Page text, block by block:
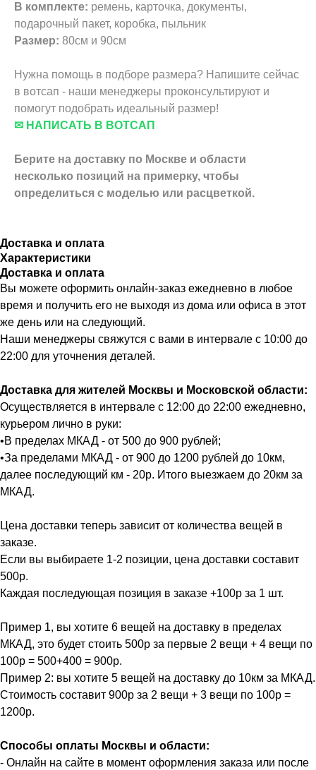
В комплекте: ремень, карточка, документы,
подарочный пакет, коробка, пыльник
Размер: 80см и 90см
Нужна помощь в подборе размера? Напишите сейчас
в вотсап - наши менеджеры проконсультируют и
помогут подобрать идеальный размер!
✉ НАПИСАТЬ В ВОТСАП
Берите на доставку по Москве и области
несколько позиций на примерку, чтобы
определиться с моделью или расцветкой.
Доставка и оплата
Характеристики
Доставка и оплата
Вы можете оформить онлайн-заказ ежедневно в любое
время и получить его не выходя из дома или офиса в этот
же день или на следующий.
Наши менеджеры свяжутся с вами в интервале с 10:00 до
22:00 для уточнения деталей.
Доставка для жителей Москвы и Московской области:
Осуществляется в интервале с 12:00 до 22:00 ежедневно,
курьером лично в руки:
•В пределах МКАД - от 500 до 900 рублей;
•За пределами МКАД - от 900 до 1200 рублей до 10км,
далее последующий км - 20р. Итого выезжаем до 20км за
МКАД.
Цена доставки теперь зависит от количества вещей в
заказе.
Если вы выбираете 1-2 позиции, цена доставки составит
500р.
Каждая последующая позиция в заказе +100р за 1 шт.
Пример 1, вы хотите 6 вещей на доставку в пределах
МКАД, это будет стоить 500р за первые 2 вещи + 4 вещи по
100р = 500+400 = 900р.
Пример 2: вы хотите 5 вещей на доставку до 10км за МКАД.
Стоимость составит 900р за 2 вещи + 3 вещи по 100р =
1200р.
Способы оплаты Москвы и области:
- Онлайн на сайте в момент оформления заказа или после